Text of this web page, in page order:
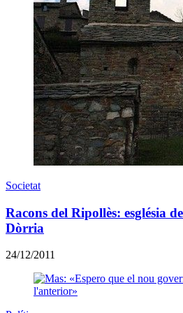
Societat
Racons del Ripollès: església
Dòrria
24/12/2011